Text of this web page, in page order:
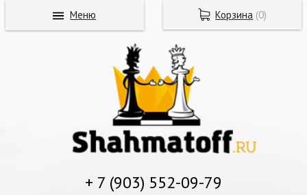
+ 7 (903) 552-09-79
Корзина (0)
Меню